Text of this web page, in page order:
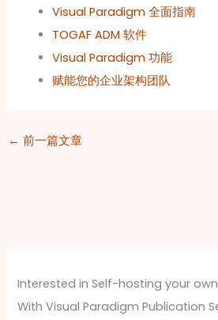
Visual Paradigm 全面指南
TOGAF ADM 软件
Visual Paradigm 功能
赋能您的企业架构团队
← 前一篇文章
Interested in Self-hosting your
With Visual Paradigm Publication